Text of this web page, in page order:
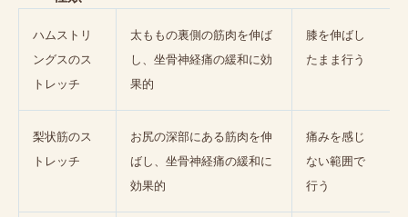
ハムストリ
ングスのス
トレッチ
太ももの裏側の筋肉を伸ば
し、坐骨神経痛の緩和に効
果的
膝を伸ばし
たまま行う
梨状筋のス
トレッチ
お尻の深部にある筋肉を伸
ばし、坐骨神経痛の緩和に
効果的
痛みを感じ
ない範囲で
行う